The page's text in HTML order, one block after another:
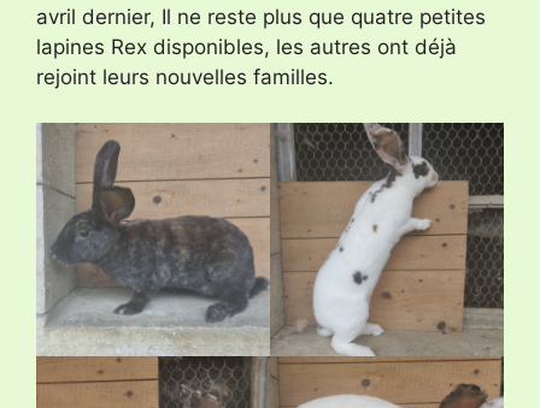
avril dernier, Il ne reste plus que quatre petites
lapines Rex disponibles, les autres ont déjà
rejoint leurs nouvelles familles.